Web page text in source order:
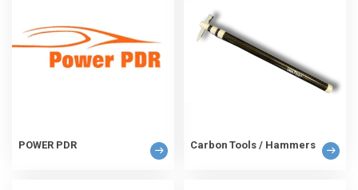
POWER PDR Carbon Tools / Hammers